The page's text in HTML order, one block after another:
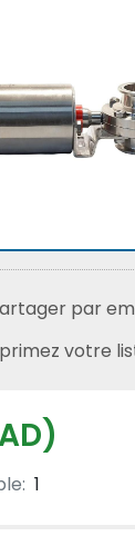
par
votre
1